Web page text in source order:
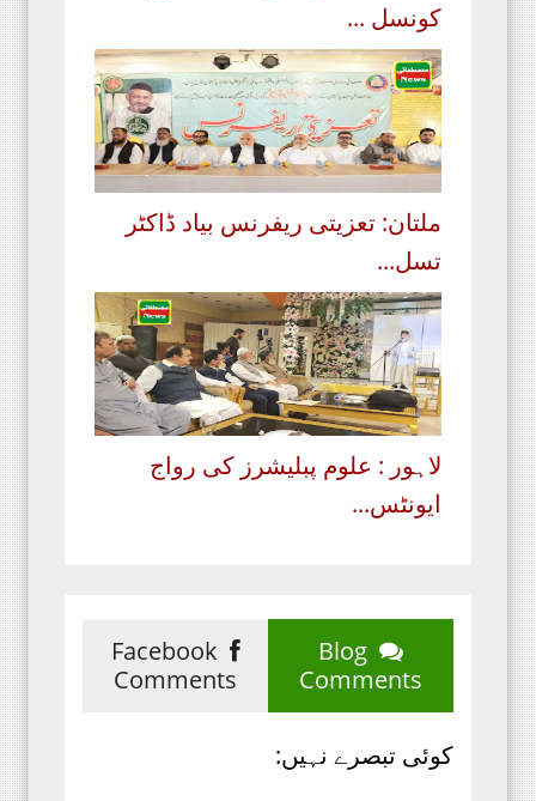
کونسل ...
ملتان: تعزیتی ریفرنس بیاد ڈاکٹر
تسل...
لاہور : علوم پبلیشرز کی رواج
ایونٹس...
Blog
Comments
Facebook
Comments
کوئی تبصرے نہیں: